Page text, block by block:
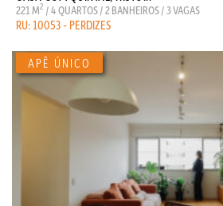
221 M2 / 4 QUARTOS / 2 BANHEIROS / 3 VAGAS
RU: 10053 - PERDIZES